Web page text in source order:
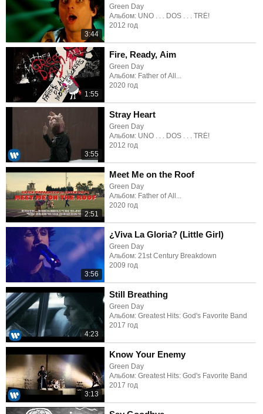
3:44
Green Day
Альбом: UNO . . . DOS . . . TRÉ!
2012 год
1:55
Fire, Ready, Aim
Green Day
Альбом: Father of All...
2020 год
3:55
Stray Heart
Green Day
Альбом: UNO . . . DOS . . . TRÉ!
2012 год
2:51
Meet Me on the Roof
Green Day
Альбом: Father of All...
2020 год
3:56
¿Viva La Gloria? (Little Girl)
Green Day
Альбом: 21st Century Breakdown
2009 год
4:23
Still Breathing
Green Day
Альбом: Greatest Hits: God's Favorite Band
2017 год
3:13
Know Your Enemy
Green Day
Альбом: Greatest Hits: God's Favorite Band
2017 год